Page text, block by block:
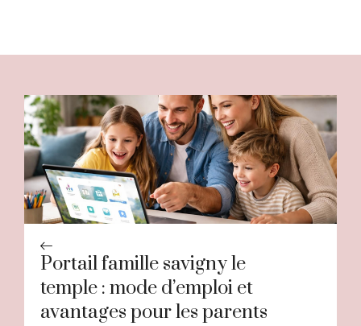
Portail famille savigny le
temple : mode d’emploi et
avantages pour les parents